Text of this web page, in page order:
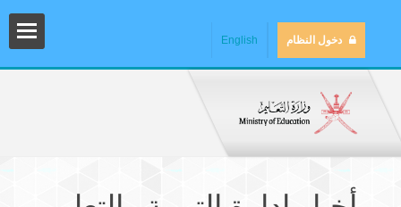
دخول النظام English